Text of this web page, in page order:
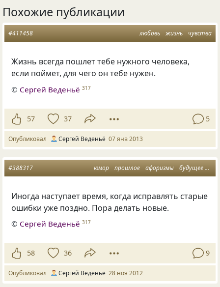
Похожие публикации
любовь жизнь чувства
#411458
Жизнь всегда пошлет тебе нужного человека,
если поймет, для чего он тебе нужен.
© Сергей Веденьё 317
57 37 5
Опубликовал Сергей Веденьё 07 янв 2013
юмор прошлое афоризмы будущее
#388317
Иногда наступает время, когда исправлять старые
ошибки уже поздно. Пора делать новые.
© Сергей Веденьё 317
58 36 9
Опубликовал Сергей Веденьё 28 ноя 2012